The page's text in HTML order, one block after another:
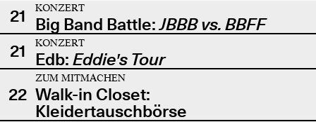
21
KONZERT
Big Band Battle:JBBB vs. BBFF
21
KONZERT
Edb: Eddie's Tour
22
ZUM MITMACHEN
Walk-in Closet:
Kleidertauschbörse